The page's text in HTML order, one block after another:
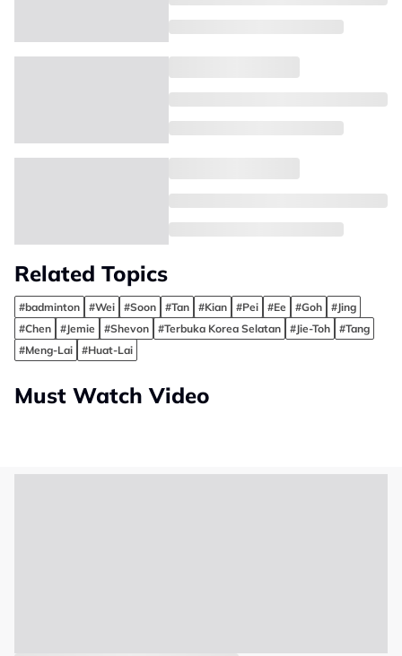
Related Topics
#badminton #Wei #Soon #Tan #Kian #Pei #Ee #Goh
#Jing
#Chen
#Jemie #Shevon #Terbuka Korea Selatan #Jie-Toh
#Tang
#Meng-Lai
#Huat-Lai
Must Watch Video